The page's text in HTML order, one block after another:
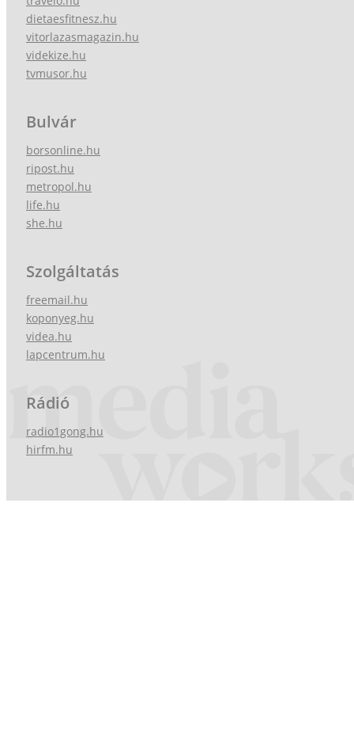
dietaesfitnesz.hu
vitorlazasmagazin.hu
videkize.hu
tvmusor.hu
Bulvár
borsonline.hu
ripost.hu
metropol.hu
life.hu
she.hu
Szolgáltatás
freemail.hu
koponyeg.hu
videa.hu
lapcentrum.hu
Rádió
radio1gong.hu
hirfm.hu